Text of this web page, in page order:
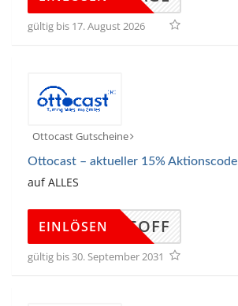
gültig bis 17. August 2026
Ottocast Gutscheine
Ottocast – aktueller 15% Aktionscode
auf ALLES
TCS15OFF
EINLÖSEN
gültig bis 30. September 2031